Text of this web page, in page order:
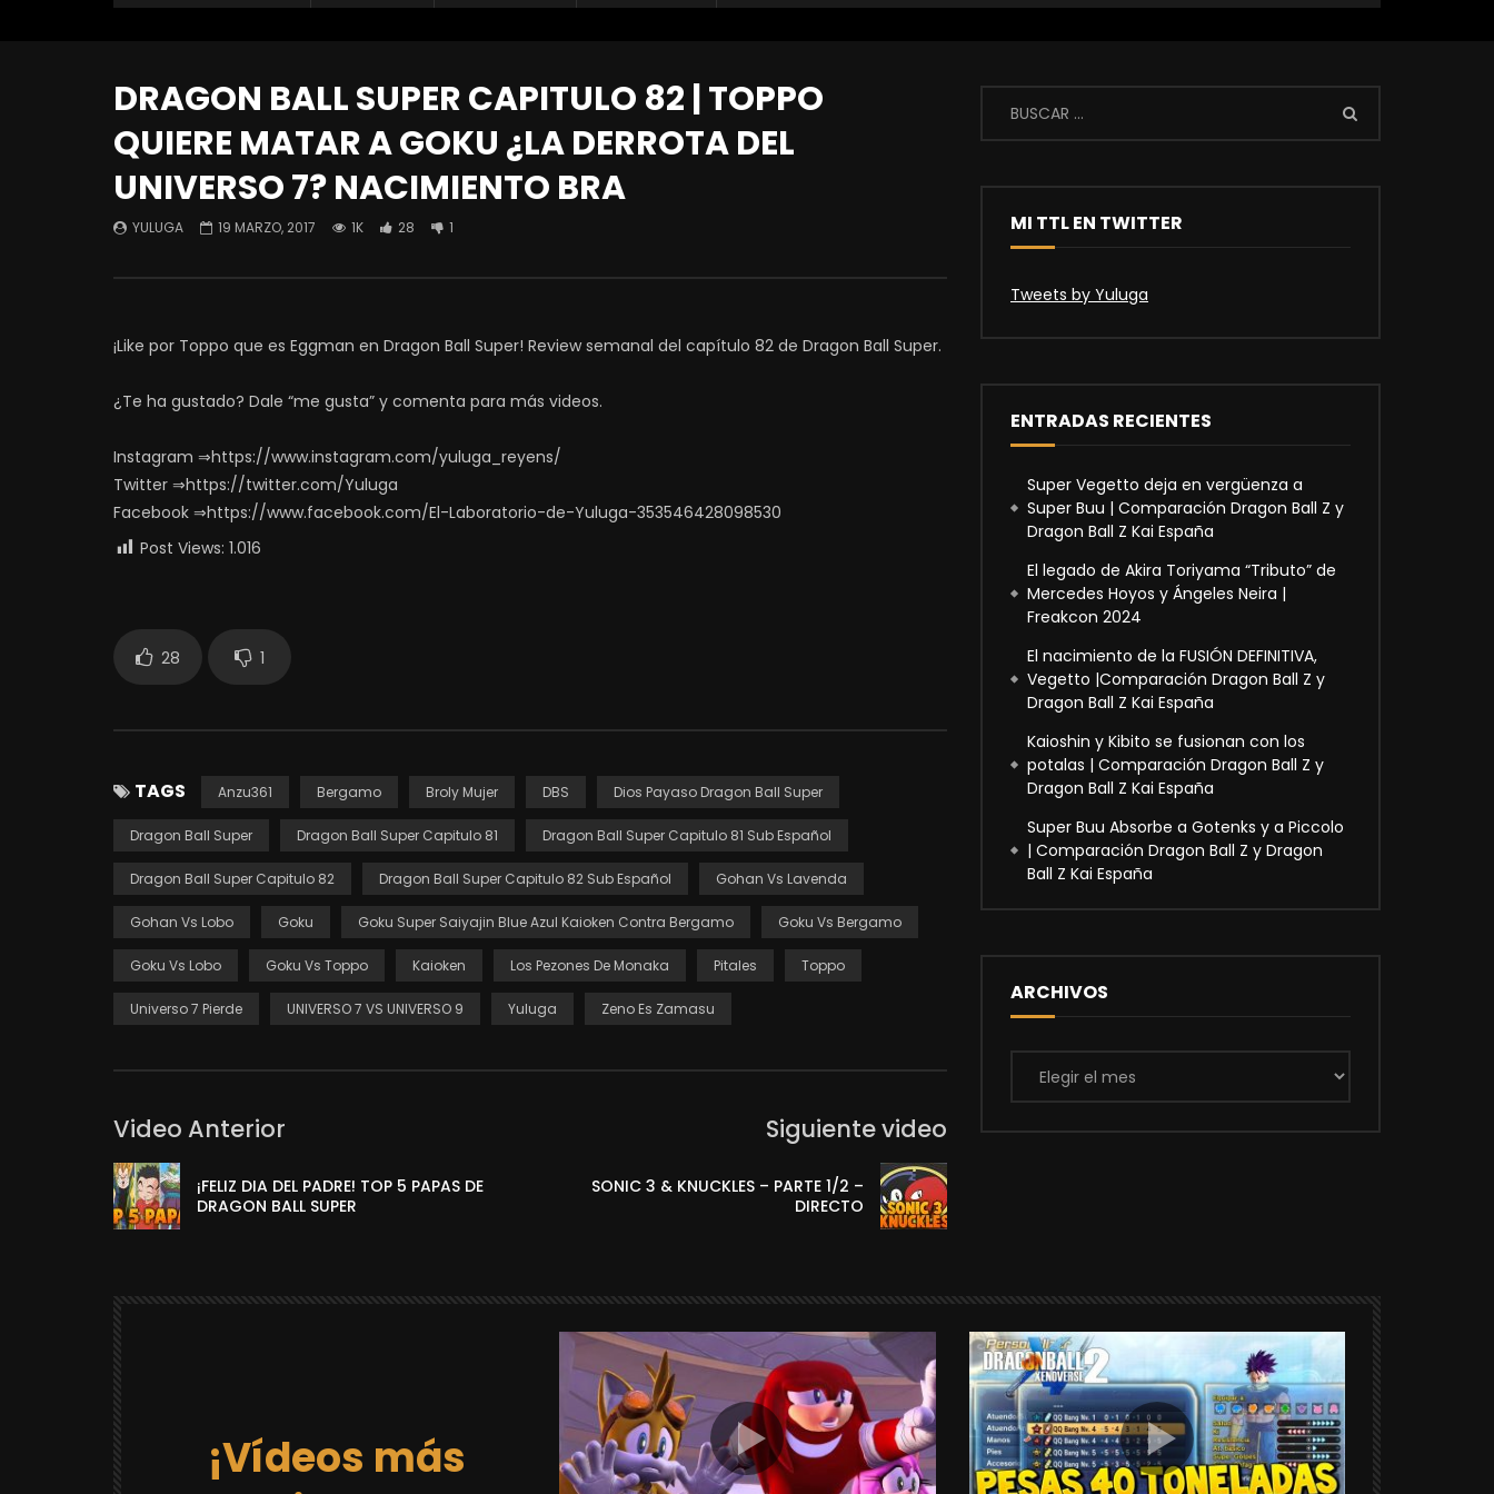
DRAGON BALL SUPER CAPITULO 82 | TOPPO
QUIERE MATAR A GOKU ¿LA DERROTA DEL
UNIVERSO 7? NACIMIENTO BRA
YULUGA 19 MARZO, 2017 1K 28 1
¡Like por Toppo que es Eggman en Dragon Ball Super! Review semanal del capítulo 82 de Dragon Ball Super.
¿Te ha gustado? Dale “me gusta” y comenta para más videos.
Instagram ⇒https://www.instagram.com/yuluga_reyens/
Twitter ⇒https://twitter.com/Yuluga
Facebook ⇒https://www.facebook.com/El-Laboratorio-de-Yuluga-353546428098530
Post Views: 1.016
28 1
TAGS Anzu361 Bergamo Broly Mujer DBS Dios Payaso Dragon Ball Super
Dragon Ball Super Dragon Ball Super Capitulo 81 Dragon Ball Super Capitulo 81 Sub Español
Dragon Ball Super Capitulo 82 Dragon Ball Super Capitulo 82 Sub Español Gohan Vs Lavenda
Gohan Vs Lobo Goku Goku Super Saiyajin Blue Azul Kaioken Contra Bergamo Goku Vs Bergamo
Goku Vs Lobo Goku Vs Toppo Kaioken Los Pezones De Monaka Pitales Toppo
Universo 7 Pierde UNIVERSO 7 VS UNIVERSO 9 Yuluga Zeno Es Zamasu
Video Anterior
¡FELIZ DIA DEL PADRE! TOP 5 PAPAS DE
DRAGON BALL SUPER
Siguiente video
SONIC 3 & KNUCKLES – PARTE 1/2 –
DIRECTO
MI TTL EN TWITTER
Tweets by Yuluga
ENTRADAS RECIENTES
Super Vegetto deja en vergüenza a
Super Buu | Comparación Dragon Ball Z y
Dragon Ball Z Kai España
El legado de Akira Toriyama “Tributo” de
Mercedes Hoyos y Ángeles Neira |
Freakcon 2024
El nacimiento de la FUSIÓN DEFINITIVA,
Vegetto |Comparación Dragon Ball Z y
Dragon Ball Z Kai España
Kaioshin y Kibito se fusionan con los
potalas | Comparación Dragon Ball Z y
Dragon Ball Z Kai España
Super Buu Absorbe a Gotenks y a Piccolo
| Comparación Dragon Ball Z y Dragon
Ball Z Kai España
ARCHIVOS
Archivos
¡Vídeos más